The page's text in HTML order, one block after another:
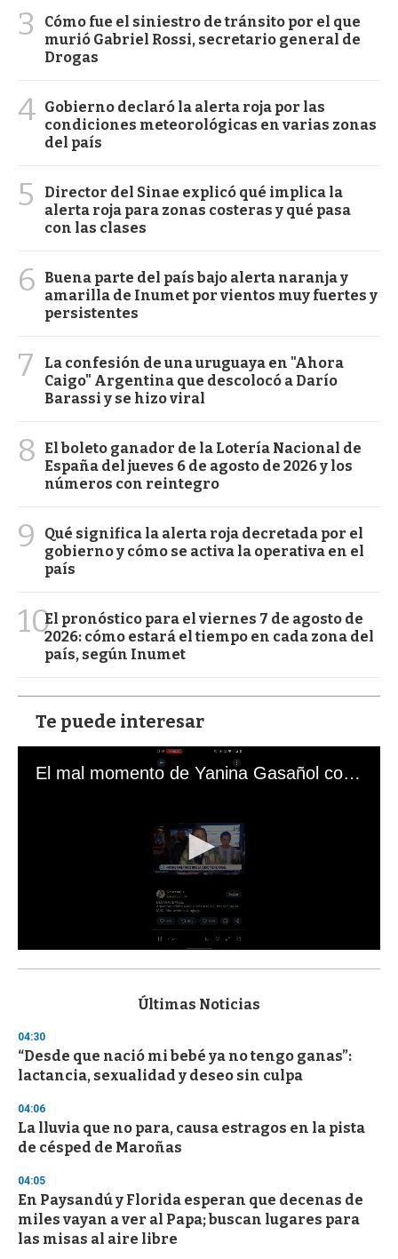
3
Cómo fue el siniestro de tránsito por el que
murió Gabriel Rossi, secretario general de
Drogas
4 Gobierno declaró la alerta roja por las
condiciones meteorológicas en varias zonas
del país
5
Director del Sinae explicó qué implica la
alerta roja para zonas costeras y qué pasa
con las clases
6
Buena parte del país bajo alerta naranja y
amarilla de Inumet por vientos muy fuertes y
persistentes
7
La confesión de una uruguaya en "Ahora
Caigo" Argentina que descolocó a Darío
Barassi y se hizo viral
8
El boleto ganador de la Lotería Nacional de
España del jueves 6 de agosto de 2026 y los
números con reintegro
9
Qué significa la alerta roja decretada por el
gobierno y cómo se activa la operativa en el
país
10El pronóstico para el viernes 7 de agosto de
2026: cómo estará el tiempo en cada zona del
país, según Inumet
Te puede interesar
El mal momento de Yanina Gasañol con un hincha argentino en "Subrayado"
s
d
s
o
f
3
s
e
c
n
d
Últimas Noticias
04:30
“Desde que nació mi bebé ya no tengo ganas”:
lactancia, sexualidad y deseo sin culpa
04:06
La lluvia que no para, causa estragos en la pista
de césped de Maroñas
04:05
En Paysandú y Florida esperan que decenas de
miles vayan a ver al Papa; buscan lugares para
las misas al aire libre